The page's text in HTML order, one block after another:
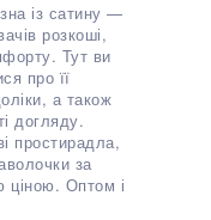
із сатину —
розкоші,
Тут ви
про її
а також
догляду.
простирадла,
за
ціною. Оптом і